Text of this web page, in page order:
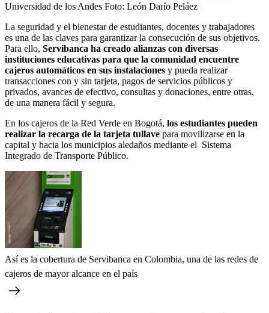
Universidad de los Andes Foto: León Darío Peláez
La seguridad y el bienestar de estudiantes, docentes y trabajadores
es una de las claves para garantizar la consecución de sus objetivos.
Para ello, Servibanca ha creado alianzas con diversas
instituciones educativas para que la comunidad encuentre
cajeros automáticos en sus instalaciones y pueda realizar
transacciones con y sin tarjeta, pagos de servicios públicos y
privados, avances de efectivo, consultas y donaciones, entre otras,
de una manera fácil y segura.
En los cajeros de la Red Verde en Bogotá, los estudiantes pueden
realizar la recarga de la tarjeta tullave para movilizarse en la
capital y hacia los municipios aledaños mediante el Sistema
Integrado de Transporte Público.
Así es la cobertura de Servibanca en Colombia, una de las redes de
cajeros de mayor alcance en el país